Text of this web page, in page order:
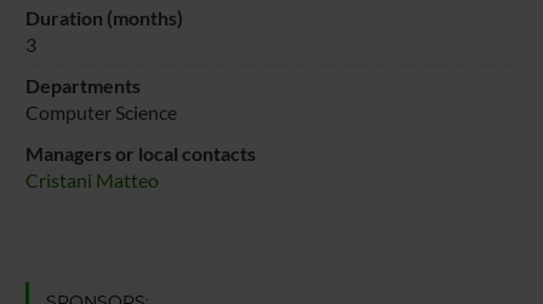
Duration (months)
3
Departments
Computer Science
Managers or local contacts
Cristani Matteo